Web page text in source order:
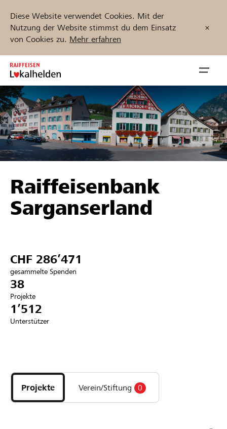
Diese Website verwendet Cookies. Mit der
Nutzung der Website stimmst du dem Einsatz
von Cookies zu. Mehr erfahren
Zum
Inhalt
springen
öffnen
Unterstützen
Hilfe & Support
Anmelden
Projekte und Organisationen finden
Jetzt starten
DE FR IT
Raiffeisenbank
Sarganserland
CHF 286’471
gesammelte Spenden
38
Projekte
1’512
Unterstützer
Projekte
und
Organisationen
Projekte Verein/Stiftung 0